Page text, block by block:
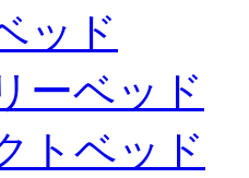
ッド
ーベッド
トベッド